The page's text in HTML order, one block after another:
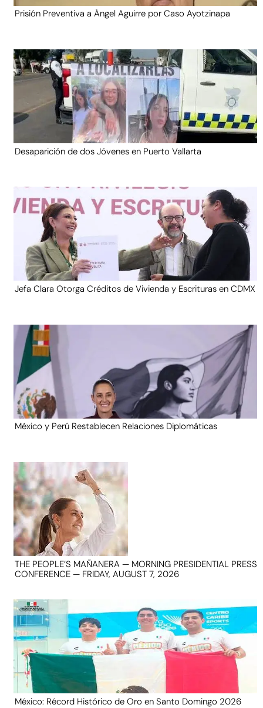
Prisión Preventiva a Ángel Aguirre por Caso Ayotzinapa
Desaparición de dos Jóvenes en Puerto Vallarta
Jefa Clara Otorga Créditos de Vivienda y Escrituras en CDMX
México y Perú Restablecen Relaciones Diplomáticas
THE PEOPLE’S MAÑANERA — MORNING PRESIDENTIAL PRESS
CONFERENCE — FRIDAY, AUGUST 7, 2026
México: Récord Histórico de Oro en Santo Domingo 2026